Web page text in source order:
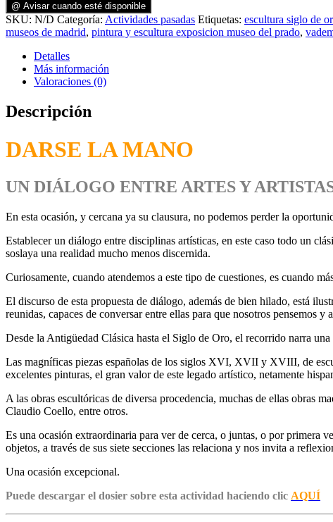
@ Avisar cuando esté disponible
SKU: N/D Categoría: Actividades pasadas Etiquetas: escultura siglo de
museos de madrid, pintura y escultura exposicion museo del prado,
Detalles
Más información
Valoraciones (0)
Descripción
DARSE LA MANO
UN DIÁLOGO ENTRE ARTES Y
En esta ocasión, y cercana ya su clausura, no podemos perder la
Establecerun diálogo entre disciplinas artísticas, en este caso todo un
soslaya una realidad mucho menos discernida.
Curiosamente, cuando atendemos a este tipo de cuestiones, es cuando
El discurso de esta propuesta de diálogo, además de bien hilado, está
reunidas, capaces de conversar entre ellas para que nosotros pensemos y
Desde la Antigüedad Clásica hasta el Siglo de Oro, el recorrido narra
Las magníficas piezas españolas de los siglos XVI, XVII y XVIII, de
excelentes pinturas, el gran valor de este legado artístico, netamente
A las obras escultóricas de diversa procedencia, muchas de ellas obras
Claudio Coello, entre otros.
Es una ocasión extraordinaria para ver de cerca, o juntas, o por primera
objetos, a través de sus siete secciones las relaciona y nos invita a
Una ocasión excepcional.
Puede descargar el dosier sobre esta actividad haciendo clic AQUÍ